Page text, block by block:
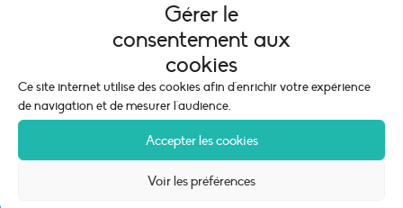
Gérer le
consentement aux
cookies
Ce site internet utilise des cookies afin d'enrichir votre expérience
de navigation et de mesurer l'audience.
Accepter les cookies
Voir les préférences
Mentions légales
Politique de cookies (UE)